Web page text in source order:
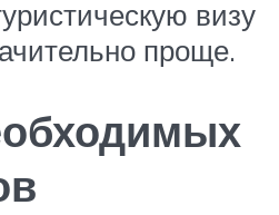
визу
проще.